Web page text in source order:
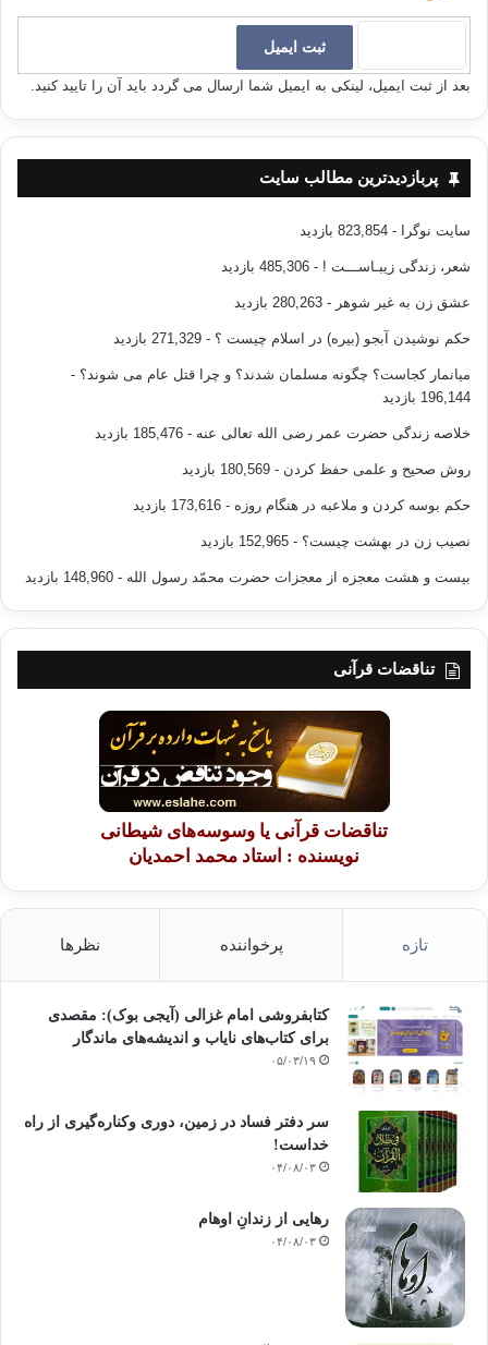
بعد از ثبت ایمیل، لینکی به ایمیل شما ارسال می گردد باید آن را تایید کنید.
پربازدیدترین مطالب سایت
سایت نوگرا - 823,854 بازدید
شعر، زندگی زیبـاســـت ! - 485,306 بازدید
عشق زن به غیر شوهر - 280,263 بازدید
حکم نوشیدن آبجو (بیره) در اسلام چیست ؟ - 271,329 بازدید
میانمار کجاست؟ چگونه مسلمان شدند؟ و چرا قتل عام می شوند؟ -
196,144 بازدید
خلاصه زندگی حضرت عمر رضی الله تعالی عنه - 185,476 بازدید
روش صحیح و علمی حفظ کردن - 180,569 بازدید
حکم بوسه کردن و ملاعبه در هنگام روزه - 173,616 بازدید
نصیب زن در بهشت چیست؟ - 152,965 بازدید
بیست و هشت معجزه از معجزات حضرت محمّد رسول الله - 148,960 بازدید
تناقضات قرآنی
تناقضات قرآنی یا وسوسه‌های شیطانی
نویسنده : استاد محمد احمدیان
تازه پرخواننده نظرها
کتابفروشی امام غزالی (آیجی بوک): مقصدی
برای کتاب‌های نایاب و اندیشه‌های ماندگار
۰۵/۰۳/۱۹
سر دفتر فساد در زمین‌، دوری وکناره‌گیری از راه
خداست‌!
۰۴/۰۸/۰۳
رهایی از زندانِ اوهام
۰۴/۰۸/۰۳